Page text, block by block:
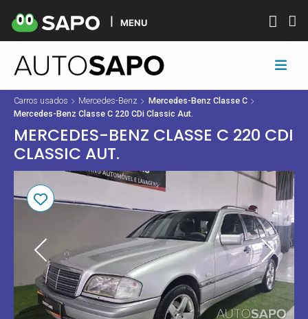
MENU
Carros usados Mercedes-Benz
Mercedes-Benz Classe C
Mercedes-Benz Classe C 220 CDi Classic Aut.
MERCEDES-BENZ CLASSE C 220 CDI
CLASSIC AUT.